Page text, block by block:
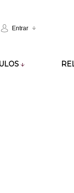
Entrar